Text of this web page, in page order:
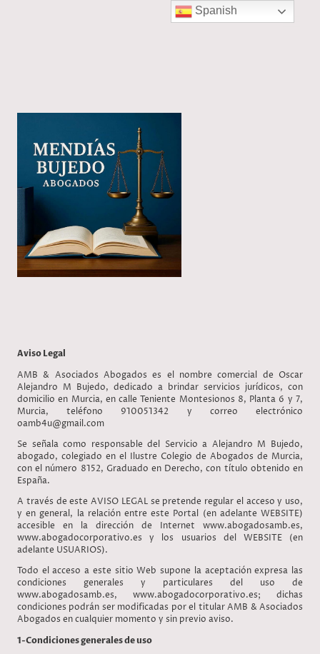
Aviso Legal
AMB & Asociados Abogados es el nombre comercial de Oscar
Alejandro M Bujedo, dedicado a brindar servicios jurídicos, con
domicilio en Murcia, en calle Teniente Montesionos 8, Planta 6 y 7,
Murcia, teléfono 910051342 y correo electrónico
oamb4u@gmail.com
Se señala como responsable del Servicio a Alejandro M Bujedo,
abogado, colegiado en el Ilustre Colegio de Abogados de Murcia,
con el número 8152, Graduado en Derecho, con título obtenido en
España.
A través de este AVISO LEGAL se pretende regular el acceso y uso,
y en general, la relación entre este Portal (en adelante WEBSITE)
accesible en la dirección de Internet www.abogadosamb.es,
www.abogadocorporativo.es y los usuarios del WEBSITE (en
adelante USUARIOS).
Todo el acceso a este sitio Web supone la aceptación expresa las
condiciones generales y particulares del uso de
www.abogadosamb.es, www.abogadocorporativo.es; dichas
condiciones podrán ser modificadas por el titular AMB & Asociados
Abogados en cualquier momento y sin previo aviso.
1-Condiciones generales de uso
Spanish